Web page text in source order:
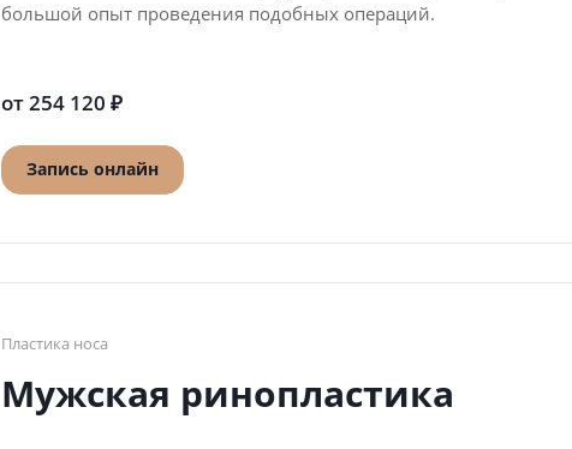
большой опыт проведения подобных операций.
от 254 120 ₽
Запись онлайн
Пластика носа
Мужская ринопластика